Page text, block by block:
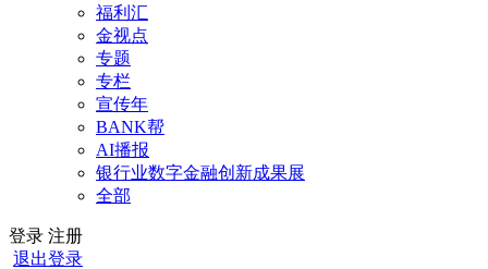
福利汇
金视点
专题
专栏
宣传年
BANK帮
AI播报
银行业数字金融创新成果展
全部
登录 注册
退出登录